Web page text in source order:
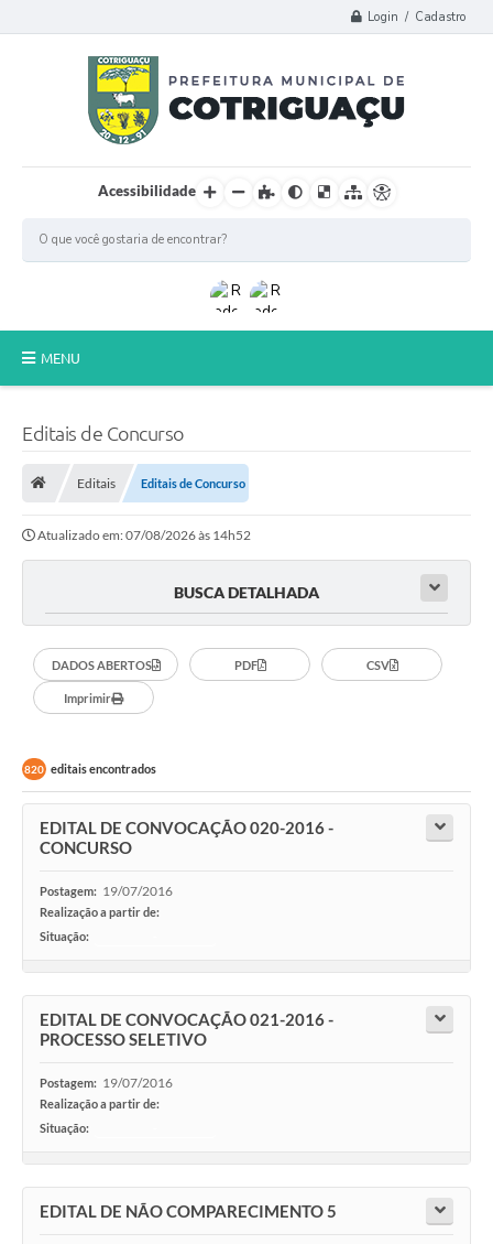
Login / Cadastro
Acessibilidade
MENU
A Prefeitura
Município
Transparência
Secretarias
Imprensa
Galeria de Fotos
Ouvidoria
Audiências Públicas
Carta de Serviços
Turismo
Projetos
Legislação
Editais de Concurso
Editais Editais de Concurso
Atualizado em: 07/08/2026 às 14h52
BUSCA DETALHADA
DADOS ABERTOS PDF CSV
Imprimir
820 editais encontrados
EDITAL DE CONVOCAÇÃO 020-2016 -
CONCURSO
Postagem: 19/07/2016
Realização a partir de:
Situação:
EDITAL DE CONVOCAÇÃO 021-2016 -
PROCESSO SELETIVO
Postagem: 19/07/2016
Realização a partir de:
Situação:
EDITAL DE NÃO COMPARECIMENTO 5